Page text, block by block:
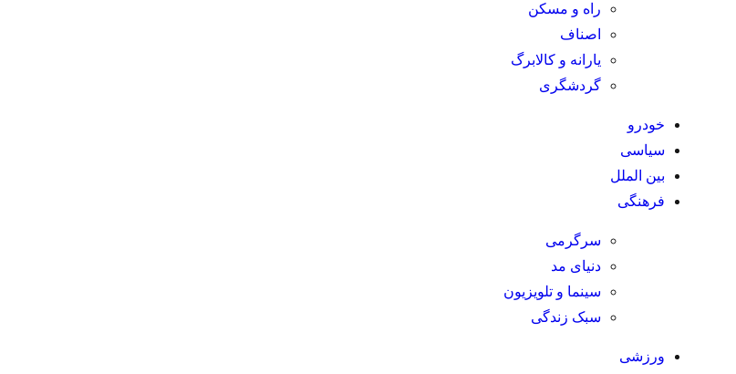
راه و مسکن
اصناف
یارانه و کالابرگ
گردشگری
خودرو
سیاسی
بین الملل
فرهنگی
سرگرمی
دنیای مد
سینما و تلویزیون
سبک زندگی
ورزشی